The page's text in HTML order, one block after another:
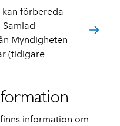
kan förbereda
Myndigheten
(tidigare
information om